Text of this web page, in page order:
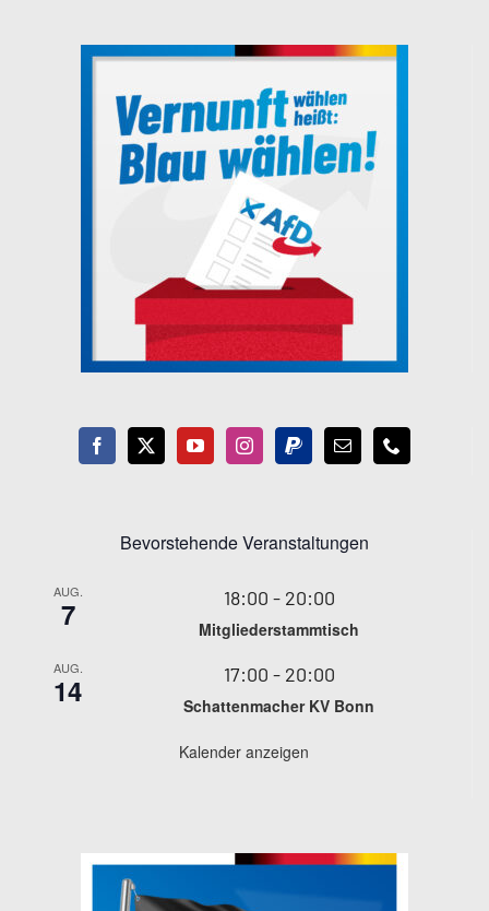
Bevorstehende Veranstaltungen
AUG.
7 18:00 - 20:00
Mitgliederstammtisch
AUG.
14 17:00 - 20:00
Schattenmacher KV Bonn
Kalender anzeigen